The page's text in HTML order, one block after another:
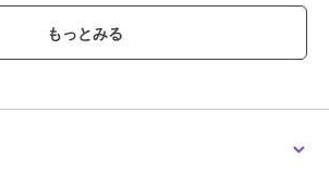
ドレススター
ドレスプラス